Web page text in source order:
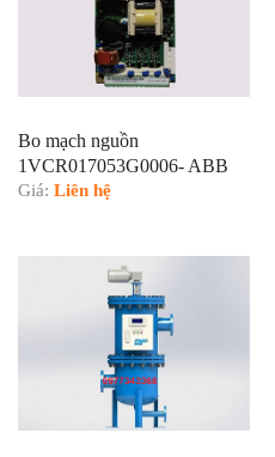
Bo mạch nguồn
1VCR017053G0006- ABB
Giá: Liên hệ